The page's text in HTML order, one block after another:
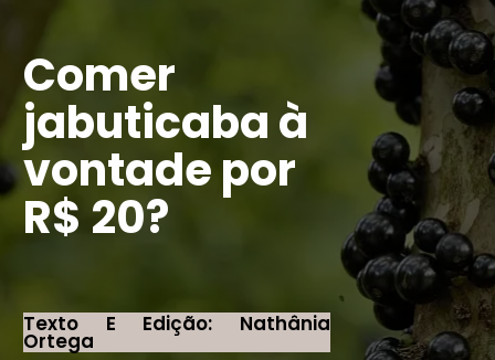
Comer
jabuticaba à
vontade por
R$ 20?
Texto E Edição: Nathânia
Ortega